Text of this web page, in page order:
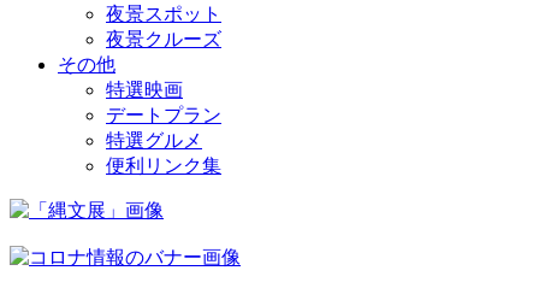
夜景スポット
夜景クルーズ
その他
特選映画
デートプラン
特選グルメ
便利リンク集